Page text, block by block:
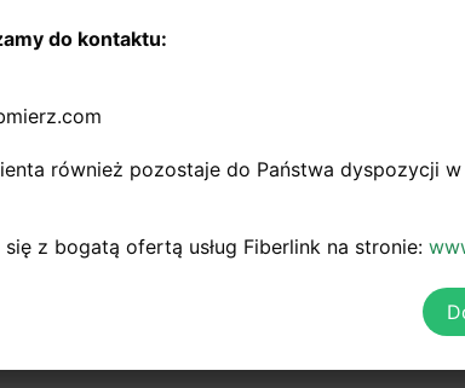
z technologii GPON do
prędkości do 5Gb/s.
i nowoczesnych rozwiązań
potrzeb Klientów.
w wersji mobilnej i stacjonarnej.
i nowych Klientów.
do kontaktu:
również pozostaje do Państwa dyspozycji
z bogatą ofertą usług Fiberlink na stronie: